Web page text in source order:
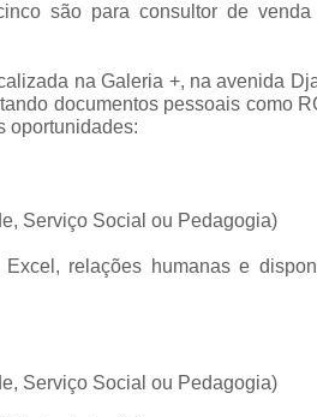
são para consultor de
na Galeria +, na avenida
documentos pessoais como
oportunidades:
Serviço Social ou Pedagogia)
relações humanas e
Serviço Social ou Pedagogia)